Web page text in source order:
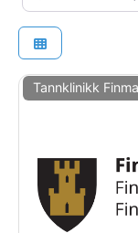
Tannklinikk